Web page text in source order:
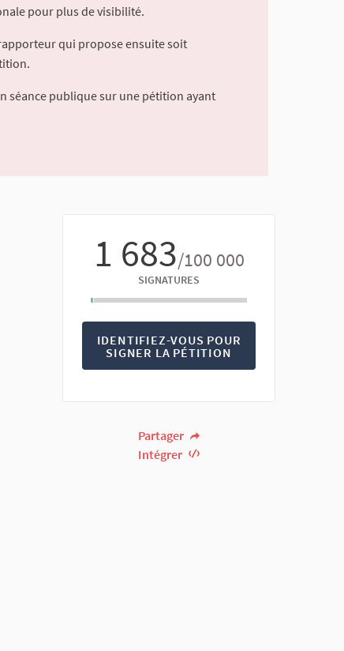
pour plus de visibilité.
qui propose ensuite soit
séance publique sur une pétition ayant
1 683/100 000
SIGNATURES
IDENTIFIEZ-VOUS POUR
SIGNER LA PÉTITION
Partager
Intégrer